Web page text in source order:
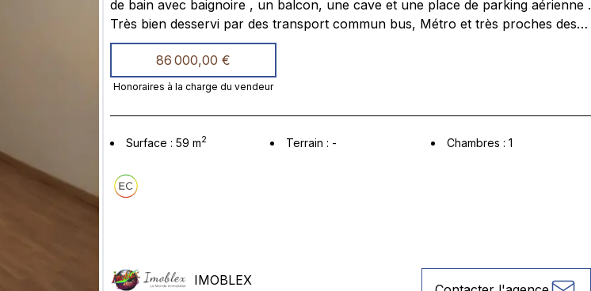
de bain avec baignoire , un balcon, une cave et une place de parking aérienne .
Très bien desservi par des transport commun bus, Métro et très proches des
86 000,00 €
Honoraires à la charge du vendeur
Surface : 59 m2 Terrain : - Chambres : 1
IMOBLEX